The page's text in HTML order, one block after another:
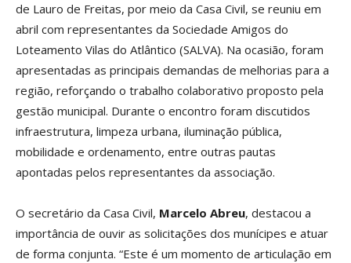
de Lauro de Freitas, por meio da Casa Civil, se reuniu em
abril com representantes da Sociedade Amigos do
Loteamento Vilas do Atlântico (SALVA). Na ocasião, foram
apresentadas as principais demandas de melhorias para a
região, reforçando o trabalho colaborativo proposto pela
gestão municipal. Durante o encontro foram discutidos
infraestrutura, limpeza urbana, iluminação pública,
mobilidade e ordenamento, entre outras pautas
apontadas pelos representantes da associação.
O secretário da Casa Civil, Marcelo Abreu, destacou a
importância de ouvir as solicitações dos munícipes e atuar
de forma conjunta. “Este é um momento de articulação em